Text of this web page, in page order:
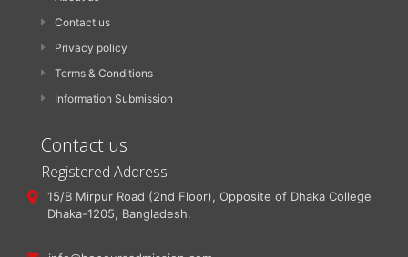
Contact us
Privacy policy
Terms & Conditions
Information Submission
Contact us
Registered Address
15/B Mirpur Road (2nd Floor), Opposite of Dhaka College
Dhaka-1205, Bangladesh.